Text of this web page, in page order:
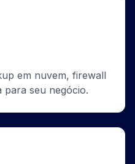
em nuvem, firewall
para seu negócio.